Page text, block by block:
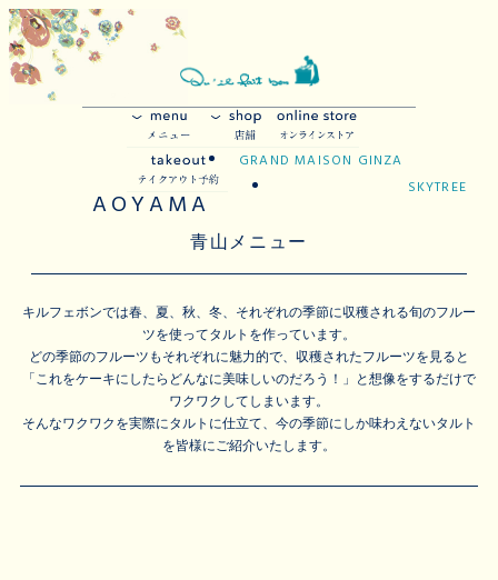
GRAND MAISON GINZA
SKYTREE
AOYAMA
青山メニュー
キルフェボンでは春、夏、秋、冬、それぞれの季節に収穫される旬のフルー
ツを使ってタルトを作っています。
どの季節のフルーツもそれぞれに魅力的で、収穫されたフルーツを見ると
「これをケーキにしたらどんなに美味しいのだろう！」と想像をするだけで
ワクワクしてしまいます。
そんなワクワクを実際にタルトに仕立て、今の季節にしか味わえないタルト
を皆様にご紹介いたします。